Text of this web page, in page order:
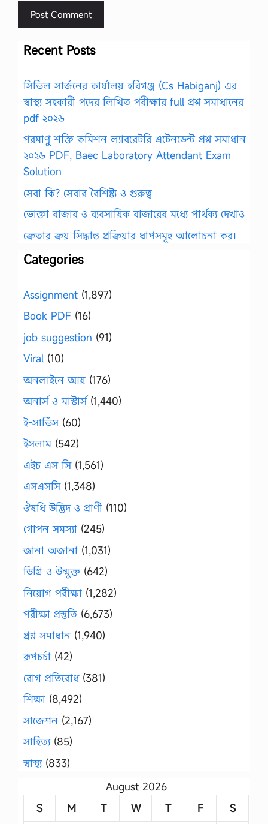
Recent Posts
সিভিল সার্জনের কার্যালয় হবিগঞ্জ (Cs Habiganj) এর
স্বাস্থ্য সহকারী পদের লিখিত পরীক্ষার full প্রশ্ন সমাধানের
pdf ২০২৬
পরমাণু শক্তি কমিশন ল্যাবরেটরি এটেনডেন্ট প্রশ্ন সমাধান
২০২৬ PDF, Baec Laboratory Attendant Exam
Solution
সেবা কি? সেবার বৈশিষ্ট্য ও গুরুত্ব
ভোক্তা বাজার ও ব্যবসায়িক বাজারের মধ্যে পার্থক্য দেখাও
ক্রেতার ক্রয় সিদ্ধান্ত প্রক্রিয়ার ধাপসমূহ আলোচনা কর।
Categories
Assignment (1,897)
Book PDF (16)
job suggestion (91)
Viral (10)
অনলাইনে আয় (176)
অনার্স ও মাস্টার্স(1,440)
ই-সার্ভিস(60)
ইসলাম(542)
এইচ এস সি(1,561)
এসএসসি(1,348)
ঔষধি উদ্ভিদ ও প্রাণী (110)
গোপন সমস্যা (245)
জানা অজানা (1,031)
ডিগ্রি ও উন্মুক্ত (642)
নিয়োগ পরীক্ষা (1,282)
পরীক্ষা প্রস্তুতি (6,673)
প্রশ্ন সমাধান (1,940)
রূপচর্চা (42)
রোগ প্রতিরোধ(381)
শিক্ষা (8,492)
সাজেশন (2,167)
সাহিত্য(85)
স্বাস্থ্য(833)
August 2026
S
M T W T F S